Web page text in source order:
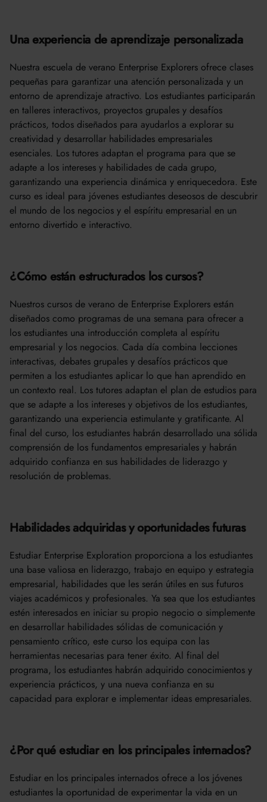
Una experiencia de aprendizaje personalizada
Nuestra escuela de verano Enterprise Explorers ofrece clases
pequeñas para garantizar una atención personalizada y un
entorno de aprendizaje atractivo. Los estudiantes participarán
en talleres interactivos, proyectos grupales y desafíos
prácticos, todos diseñados para ayudarlos a explorar su
creatividad y desarrollar habilidades empresariales
esenciales. Los tutores adaptan el programa para que se
adapte a los intereses y habilidades de cada grupo,
garantizando una experiencia dinámica y enriquecedora. Este
curso es ideal para jóvenes estudiantes deseosos de descubrir
el mundo de los negocios y el espíritu empresarial en un
entorno divertido e interactivo.
¿Cómo están estructurados los cursos?
Nuestros cursos de verano de Enterprise Explorers están
diseñados como programas de una semana para ofrecer a
los estudiantes una introducción completa al espíritu
empresarial y los negocios. Cada día combina lecciones
interactivas, debates grupales y desafíos prácticos que
permiten a los estudiantes aplicar lo que han aprendido en
un contexto real. Los tutores adaptan el plan de estudios para
que se adapte a los intereses y objetivos de los estudiantes,
garantizando una experiencia estimulante y gratificante. Al
final del curso, los estudiantes habrán desarrollado una sólida
comprensión de los fundamentos empresariales y habrán
adquirido confianza en sus habilidades de liderazgo y
resolución de problemas.
Habilidades adquiridas y oportunidades futuras
Estudiar Enterprise Exploration proporciona a los estudiantes
una base valiosa en liderazgo, trabajo en equipo y estrategia
empresarial, habilidades que les serán útiles en sus futuros
viajes académicos y profesionales. Ya sea que los estudiantes
estén interesados en iniciar su propio negocio o simplemente
en desarrollar habilidades sólidas de comunicación y
pensamiento crítico, este curso los equipa con las
herramientas necesarias para tener éxito. Al final del
programa, los estudiantes habrán adquirido conocimientos y
experiencia prácticos, y una nueva confianza en su
capacidad para explorar e implementar ideas empresariales.
¿Por qué estudiar en los principales internados?
Estudiar en los principales internados ofrece a los jóvenes
estudiantes la oportunidad de experimentar la vida en un